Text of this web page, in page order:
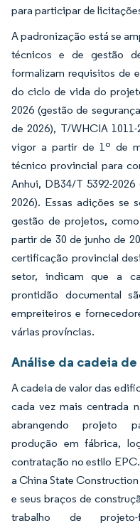
para participar de
A padronização está se
técnicos e de gestão
formalizam requisitos de
do ciclo de vida do
2026 (gestão de
de 2026), T/WHCIA
vigor a partir de 1º de
técnico provincial para
Anhui, DB34/T 5392-
2026). Essas adições se
gestão de projetos,
partir de 30 de junho de
certificação provincial
setor, indicam que a
prontidão documental
empreiteiros e
várias províncias.
Análise da cadeia
A cadeia de valor das
cada vez mais centrada
abrangendo projeto
produção em fábrica,
contratação no estilo
a China State
e seus braços de
trabalho de projeto-